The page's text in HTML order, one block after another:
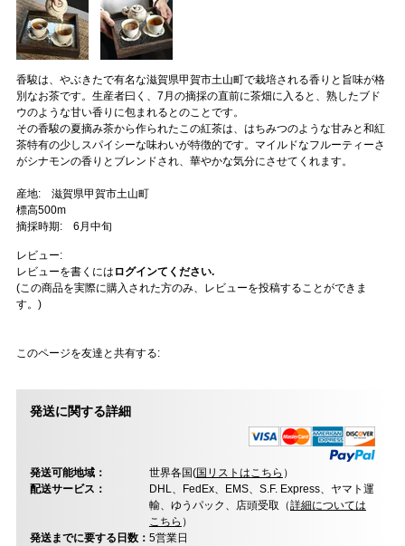
香駿は、やぶきたで有名な滋賀県甲賀市土山町で栽培される香りと旨味が格
別なお茶です。生産者曰く、7月の摘採の直前に茶畑に入ると、熟したブド
ウのような甘い香りに包まれるとのことです。
その香駿の夏摘み茶から作られたこの紅茶は、はちみつのような甘みと和紅
茶特有の少しスパイシーな味わいが特徴的です。マイルドなフルーティーさ
がシナモンの香りとブレンドされ、華やかな気分にさせてくれます。
産地: 滋賀県甲賀市土山町
標高500m
摘採時期: 6月中旬
レビュー:
レビューを書くには ログインてください.
(この商品を実際に購入された方のみ、レビューを投稿することができま
す。)
このページを友達と共有する:
発送に関する詳細
発送可能地域： 世界各国(国リストはこちら ）
配送サービス：
DHL、FedEx、EMS、S.F. Express、ヤマト運
輸、ゆうパック、店頭受取（詳細については
こちら ）
発送までに要する日数： 5営業日